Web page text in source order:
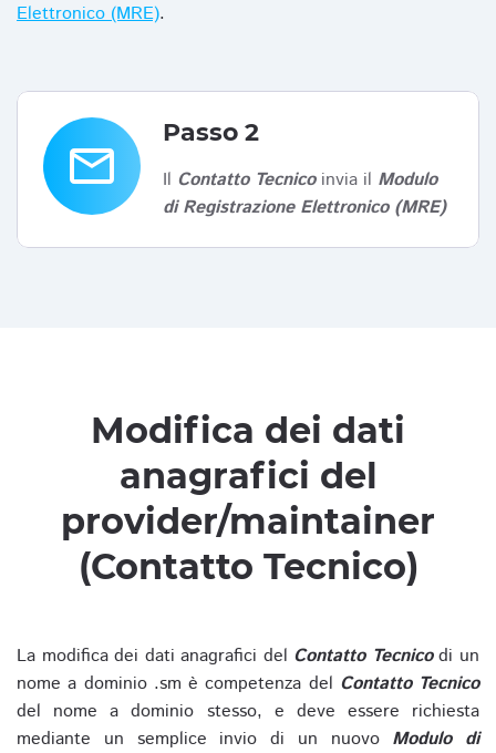
Elettronico (MRE).
email
Passo 2
Il Contatto Tecnicoinvia il Modulo
di Registrazione Elettronico (MRE)
Modifica dei dati
anagrafici del
provider/maintainer
(Contatto Tecnico)
La modifica dei dati anagrafici del Contatto Tecnicodi un
nome a dominio .sm è competenza del Contatto Tecnico
del nome a dominio stesso, e deve essere richiesta
mediante un semplice invio di un nuovo Modulo di